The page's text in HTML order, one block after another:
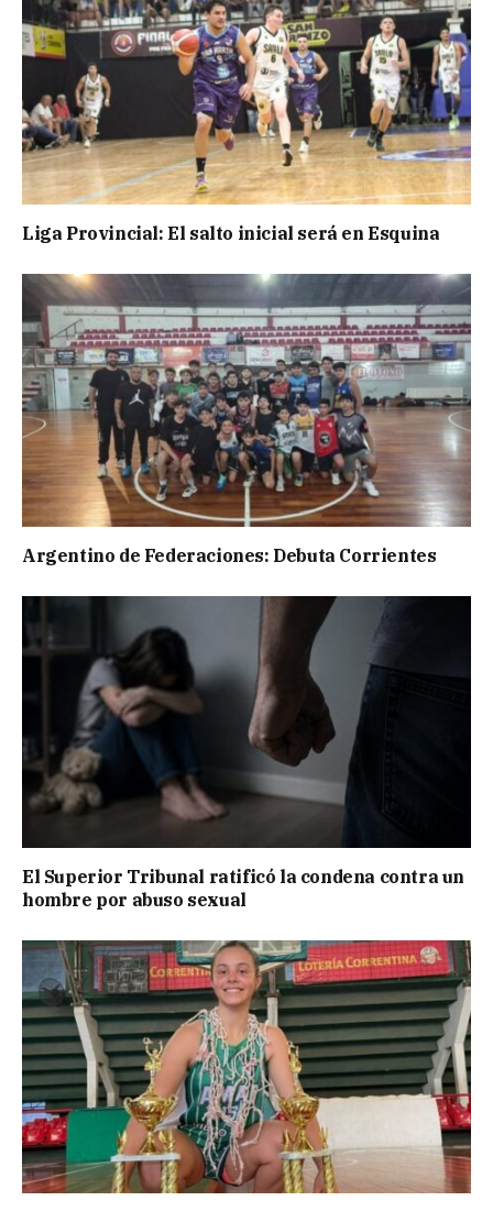
Liga Provincial: El salto inicial será en Esquina
Argentino de Federaciones: Debuta Corrientes
El Superior Tribunal ratificó la condena contra un
hombre por abuso sexual